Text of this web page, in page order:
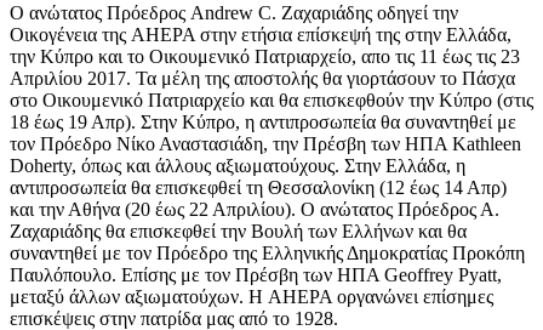
Ο ανώτατος Πρόεδρος Andrew C. Ζαχαριάδης οδηγεί την
Οικογένεια της AHEPA στην ετήσια επίσκεψή της στην Ελλάδα,
την Κύπρο και το Οικουμενικό Πατριαρχείο, απο τις 11 έως τις 23
Απριλίου 2017. Τα μέλη της αποστολής θα γιορτάσουν το Πάσχα
στο Οικουμενικό Πατριαρχείο και θα επισκεφθούν την Κύπρο (στις
18 έως 19 Απρ). Στην Κύπρο, η αντιπροσωπεία θα συναντηθεί με
τον Πρόεδρο Νίκο Αναστασιάδη, την Πρέσβη των ΗΠΑ Kathleen
Doherty, όπως και άλλους αξιωματούχους. Στην Ελλάδα, η
αντιπροσωπεία θα επισκεφθεί τη Θεσσαλονίκη (12 έως 14 Απρ)
και την Αθήνα (20 έως 22 Απριλίου). Ο ανώτατος Πρόεδρος Α.
Ζαχαριάδης θα επισκεφθεί την Βουλή των Ελλήνων και θα
συναντηθεί με τον Πρόεδρο της Ελληνικής Δημοκρατίας Προκόπη
Παυλόπουλο. Επίσης με τον Πρέσβη των ΗΠΑ Geoffrey Pyatt,
μεταξύ άλλων αξιωματούχων. Η AHEPA οργανώνει επίσημες
επισκέψεις στην πατρίδα μας από το 1928.